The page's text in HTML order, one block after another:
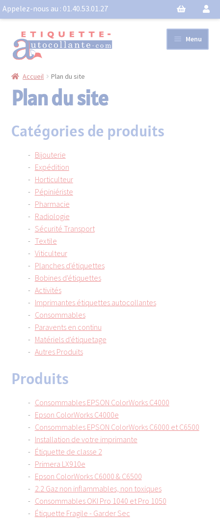
Appelez-nous au : 01.40.53.01.27
Aller
à
la
navigation
Aller
au
contenu
Menu
Matériels d’étiquetage
Consommables
Paravents en continu
Accueil Plan du site
Plan du site
Catégories de produits
Bijouterie
Expédition
Horticulteur
Pépiniériste
Pharmacie
Radiologie
Sécurité Transport
Textile
Viticulteur
Planches d'étiquettes
Bobines d'étiquettes
Activités
Imprimantes étiquettes autocollantes
Consommables
Paravents en continu
Matériels d'étiquetage
Autres Produits
Produits
Consommables EPSON ColorWorks C4000
Epson ColorWorks C4000e
Consommables EPSON ColorWorks C6000 et C6500
Installation de votre imprimante
Étiquette de classe 2
Primera LX910e
Epson ColorWorks C6000 & C6500
2.2 Gaz non inflammables, non toxiques
Consommables OKI Pro 1040 et Pro 1050
Étiquette Fragile - Garder Sec